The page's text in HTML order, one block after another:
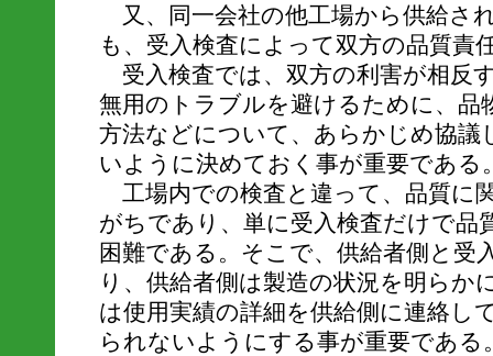
又、同一会社の他工場から供給さ
も、受入検査によって双方の品質責
受入検査では、双方の利害が相反
無用のトラブルを避けるために、品
方法などについて、あらかじめ協議
いように決めておく事が重要である
工場内での検査と違って、品質に
がちであり、単に受入検査だけで品
困難である。そこで、供給者側と受
り、供給者側は製造の状況を明らか
は使用実績の詳細を供給側に連絡し
られないようにする事が重要である